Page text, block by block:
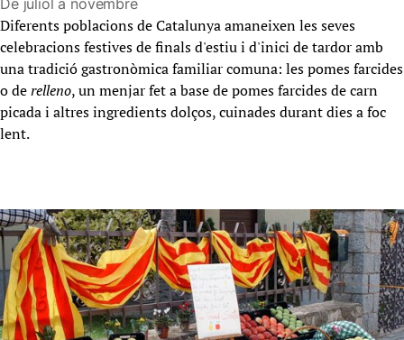
De juliol a novembre
Diferents poblacions de Catalunya amaneixen les seves
celebracions festives de finals d'estiu i d'inici de tardor amb
una tradició gastronòmica familiar comuna: les pomes farcides
o derelleno, un menjar fet a base de pomes farcides de carn
picada i altres ingredients dolços, cuinades durant dies a foc
lent.